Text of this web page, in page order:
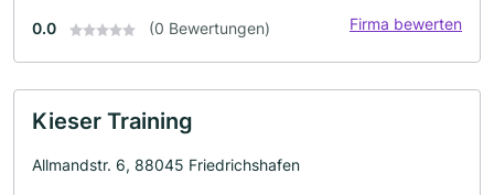
0.0 (0 Bewertungen) Firma bewerten
Kieser Training
Allmandstr. 6, 88045 Friedrichshafen